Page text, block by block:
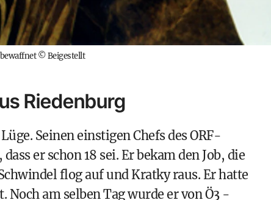
©Beigestellt
Riedenburg
Seinen einstigen Chefs desORF-
er schon 18 sei. Er bekam den Job, die
flog auf und Kratky raus. Er hatte
Noch am selben Tag wurde er vonÖ3-